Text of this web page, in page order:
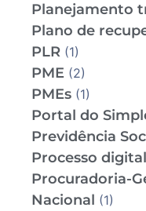
Planejamento
Plano de
PLR (1)
PME (2)
PMEs (1)
Portal do
Previdência
Processo digital
Procuradoria-
Nacional (1)